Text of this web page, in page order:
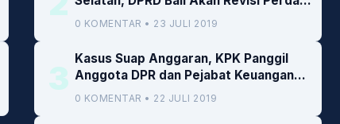
RTRW
0 KOMENTAR • 23 JULI 2019
3
Kasus Suap Anggaran, KPK Panggil
Anggota DPR dan Pejabat Keuangan
Kemenkeu
0 KOMENTAR • 22 JULI 2019